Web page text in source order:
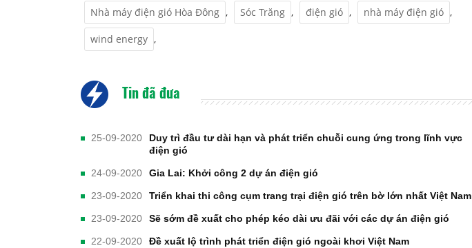
Nhà máy điện gió Hòa Đông , Sóc Trăng , điện gió , nhà máy điện gió ,
wind energy ,
Tin đã đưa
25-09-2020
Duy trì đầu tư dài hạn và phát triển chuỗi cung ứng trong lĩnh vực
điện gió
24-09-2020 Gia Lai: Khởi công 2 dự án điện gió
23-09-2020 Triển khai thi công cụm trang trại điện gió trên bờ lớn nhất Việt Nam
23-09-2020 Sẽ sớm đề xuất cho phép kéo dài ưu đãi với các dự án điện gió
22-09-2020 Đề xuất lộ trình phát triển điện gió ngoài khơi Việt Nam